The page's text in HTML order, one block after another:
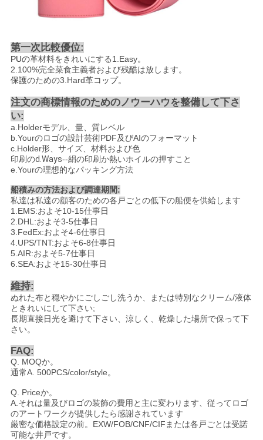
第一次比較優位:
PUの革材料をきれいにする1.Easy。
2.100%完全菜食主義者および残酷は放します。
保護のための3.Hard革コップ。
注文の商標情報のためのノウーハウを整備して下さ
い:
a.Holderモデル、量、質レベル
b.Yourのロゴの設計芸術PDF及びAIのフォーマット
c.Holder形、サイズ、材料および色
印刷のd.Ways--絹の印刷か熱いホイルの押すこと
e.Yourの理想的なパッキング方法
船積みの方法および調達期間:
私達は私達の顧客のための各戸ごとの低下の船便を供給します
1.EMS:およそ10-15仕事日
2.DHL:およそ3-5仕事日
3.FedEx:およそ4-6仕事日
4.UPS/TNT:およそ6-8仕事日
5.AIR:およそ5-7仕事日
6.SEA:およそ15-30仕事日
維持:
ぬれた布と穏やかにごしごし洗うか、または特別なクリーム/液体
ときれいにして下さい;
長期直接日光を避けて下さい、涼しく、乾燥した場所で保って下
さい。
FAQ:
Q. MOQか。
通常A. 500PCS/color/style。
Q. Priceか。
A. それは量及びロゴの装飾の費用と主に変わります、従ってロゴ
のアートワークが提供したら感謝されています
厳密な価格設定の前。EXW/FOB/CNF/CIFまたは各戸ごとは受諾
可能な井戸です。